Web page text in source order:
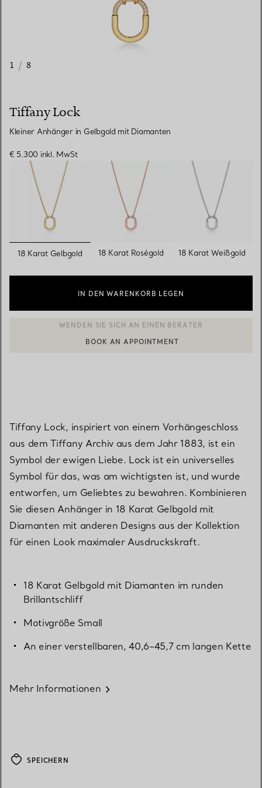
1 / 8
Tiffany Lock
Kleiner Anhänger in Gelbgold mit Diamanten
€ 5.300 inkl. MwSt
ausgewählt
18 Karat Gelbgold 18 Karat Roségold 18 Karat Weißgold
IN DEN WARENKORB LEGEN
EINEN KUNDENBERATER KONTAKTIEREN ODER EINEN
Tiffany Lock, inspiriert von einem Vorhängeschloss
aus dem Tiffany Archiv aus dem Jahr 1883, ist ein
Symbol der ewigen Liebe. Lock ist ein universelles
Symbol für das, was am wichtigsten ist, und wurde
entworfen, um Geliebtes zu bewahren. Kombinieren
Sie diesen Anhänger in 18 Karat Gelbgold mit
Diamanten mit anderen Designs aus der Kollektion
für einen Look maximaler Ausdruckskraft.
18 Karat Gelbgold mit Diamanten im runden
Brillantschliff
Motivgröße Small
An einer verstellbaren, 40,6–45,7 cm langen Kette
Mehr Informationen
SPEICHERN